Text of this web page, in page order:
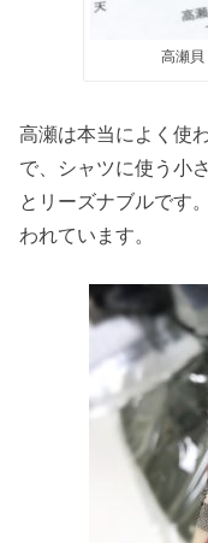
高瀬貝
高瀬は本当によく使
で、シャツに使う小
とリーズナブルです
われています。